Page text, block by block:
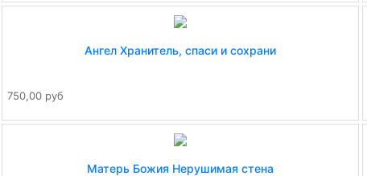
Ангел Хранитель, спаси и сохрани
750,00 руб
Матерь Божия Нерушимая стена